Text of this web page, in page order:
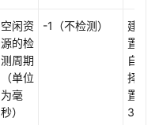
空闲资
源的检
测周期
（单位
为毫
秒）
-1（不检测）
建议
置，
自行
择，
置